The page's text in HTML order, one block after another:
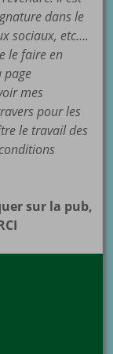
dans le
sociaux, etc….
le faire en
page
mes
pour les
le travail des
sur la pub,